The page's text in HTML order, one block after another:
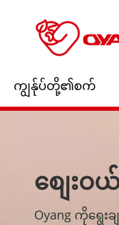
ကျွန်ုပ်တို့၏စက်
စျေးဝ
Oyang ကိုရွေ